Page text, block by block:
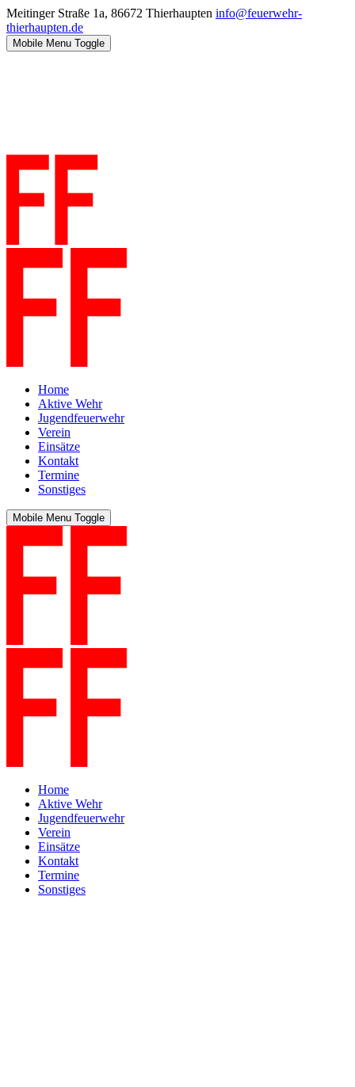
Meitinger Straße 1a, 86672 Thierhaupten info@feuerwehr-
thierhaupten.de
Mobile Menu Toggle
Home
Aktive Wehr
Jugendfeuerwehr
Verein
Einsätze
Kontakt
Termine
Sonstiges
Mobile Menu Toggle
Home
Aktive Wehr
Jugendfeuerwehr
Verein
Einsätze
Kontakt
Termine
Sonstiges